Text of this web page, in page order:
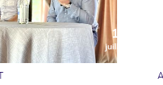
10
juillet